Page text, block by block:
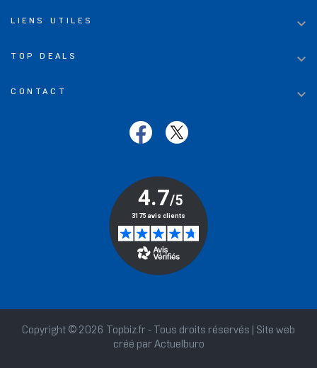
LIENS UTILES 
TOP DEALS 
CONTACT 
Copyright © 2026 Topbiz.fr - Tous droits réservés | Site web
créé par Actuelburo